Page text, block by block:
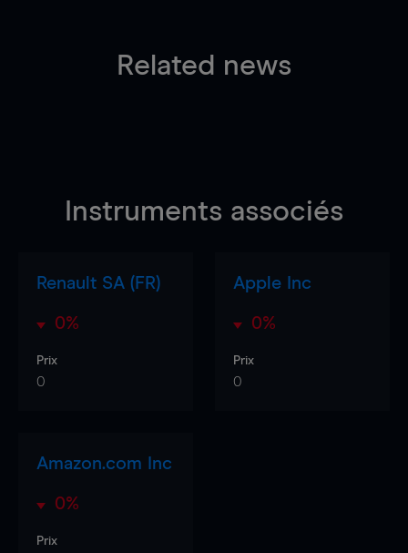
Related news
Instruments associés
Renault SA (FR)
0%
Prix
0
Apple Inc
0%
Prix
0
Amazon.com Inc
0%
Prix